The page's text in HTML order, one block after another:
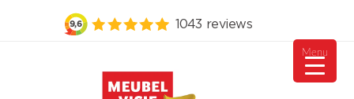
Menu